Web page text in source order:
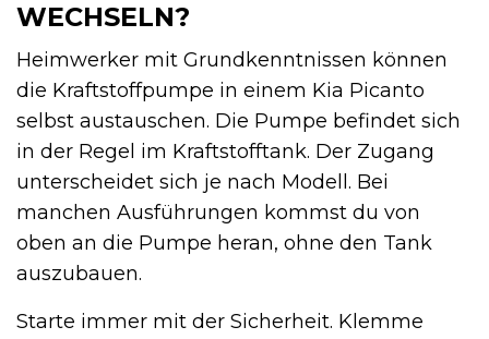
WECHSELN?
Heimwerker mit Grundkenntnissen können
die Kraftstoffpumpe in einem Kia Picanto
selbst austauschen. Die Pumpe befindet sich
in der Regel im Kraftstofftank. Der Zugang
unterscheidet sich je nach Modell. Bei
manchen Ausführungen kommst du von
oben an die Pumpe heran, ohne den Tank
auszubauen.
Starte immer mit der Sicherheit. Klemme